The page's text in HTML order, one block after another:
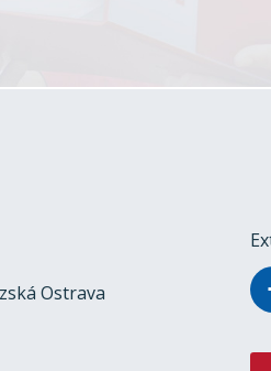
Ostrava